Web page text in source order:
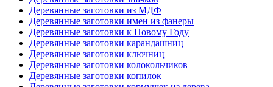
Деревянные заготовки из МДФ
Деревянные заготовки имен из фанеры
Деревянные заготовки к Новому Году
Деревянные заготовки карандашниц
Деревянные заготовки ключниц
Деревянные заготовки колокольчиков
Деревянные заготовки копилок